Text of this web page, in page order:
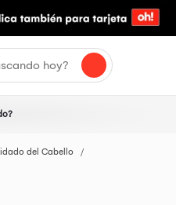
del Cabello